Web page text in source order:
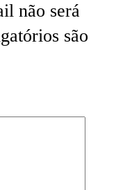
não será
são